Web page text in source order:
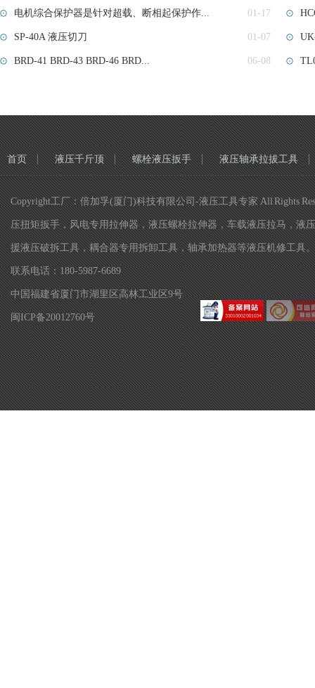
电机综合保护器是针对超载、断相起保护作... 01-17
SP-40A 液压切刀 01-07
BRD-41 BRD-43 BRD-46 BRD... 06-08
首页 液压千斤顶 螺栓液压扳手 液压轴承拉拔工具
Copyright工厂：倍加孚(厦门)科技有限公司-液压工具专家 All Rights
压扭矩扳手，风电专用拉伸器，液压螺栓拉伸器，车载液压拉马，液
援液压破拆工具，耦合器专用拆卸工具，轴承加热器等液压机修工具。
联系电话：180-5987-6689
中国福建省厦门市湖里区高林工业区9号
闽ICP备20012760号